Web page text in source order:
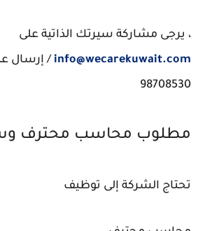
، يرجى مشاركة سيرتك الذاتية على
info@wecarekuwait.com
98708530
مطلوب محاسب محترف
تحتاج الشركة إلى توظيف